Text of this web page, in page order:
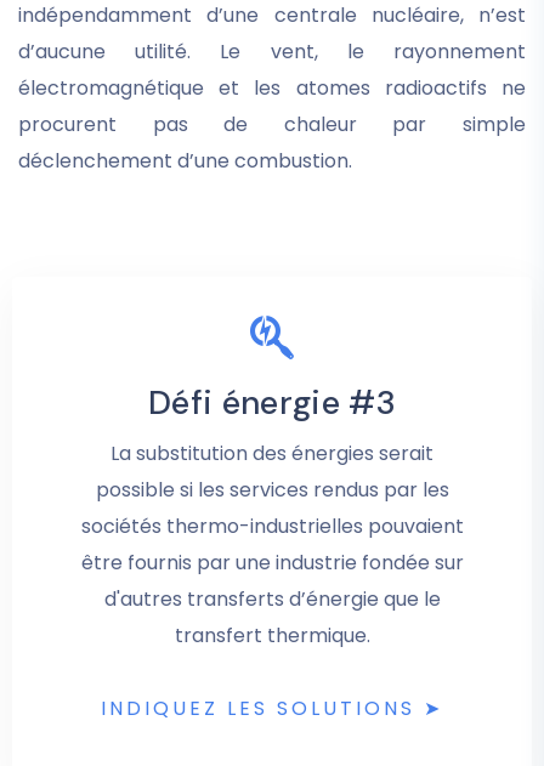
indépendamment d’une centrale nucléaire, n’est
d’aucune utilité. Le vent, le rayonnement
électromagnétique et les atomes radioactifs ne
procurent pas de chaleur par simple
déclenchement d’une combustion.
Défi énergie #3
La substitution des énergies serait
possible si les services rendus par les
sociétés thermo-industrielles pouvaient
être fournis par une industrie fondée sur
d'autres transferts d’énergie que le
transfert thermique.
INDIQUEZ LES SOLUTIONS ➤